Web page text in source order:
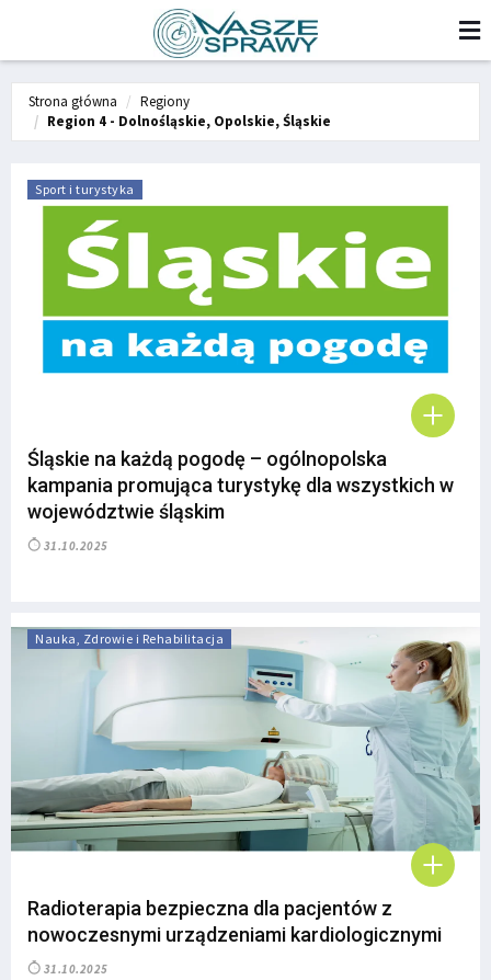
Strona główna
Regiony
Region 4 - Dolnośląskie, Opolskie, Śląskie
Sport i turystyka
Śląskie na każdą pogodę – ogólnopolska
kampania promująca turystykę dla wszystkich w
województwie śląskim
31.10.2025
Nauka, Zdrowie i Rehabilitacja
Radioterapia bezpieczna dla pacjentów z
nowoczesnymi urządzeniami kardiologicznymi
31.10.2025